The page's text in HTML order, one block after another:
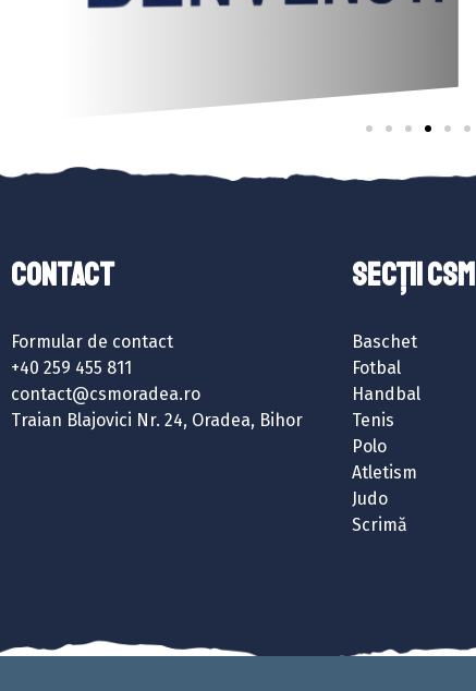
Contact
Formular de contact
+40 259 455 811
contact@csmoradea.ro
Traian Blajovici Nr. 24, Oradea, Bihor
SECȚII CSM
Baschet
Fotbal
Handbal
Tenis
Polo
Atletism
Judo
Scrimă